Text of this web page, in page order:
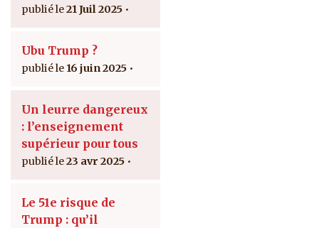
21 Juil 2025
Ubu Trump ?
16 juin 2025
Un leurre dangereux
: l’enseignement
supérieur pour tous
23 avr 2025
Le 51e risque de
Trump : qu’il